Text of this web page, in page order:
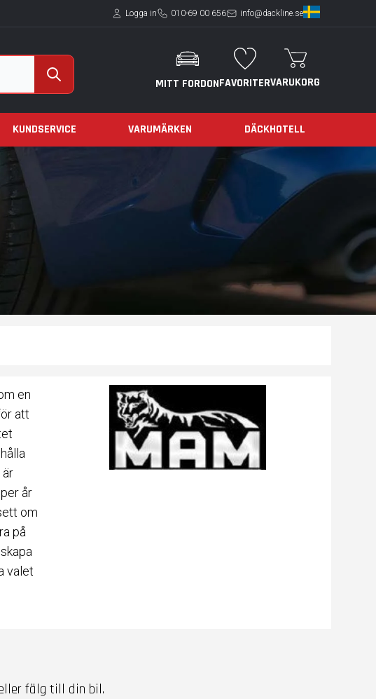
Logga in 010-69 00 656 info@dackline.se
MITT FORDONFAVORITERVARUKORG
KUNDSERVICE VARUMÄRKEN DÄCKHOTELL
en
att
är
år
om
på
valet
fälg till din bil.